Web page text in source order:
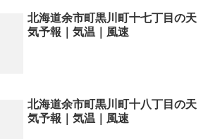
北海道余市町黒川町十七丁目の天
気予報｜気温｜風速
北海道余市町黒川町十八丁目の天
気予報｜気温｜風速